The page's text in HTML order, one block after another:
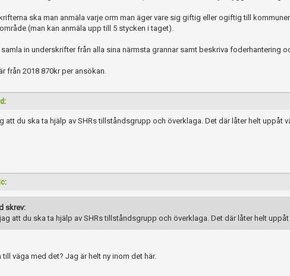
ska man anmäla varje orm man äger vare sig giftig eller ogiftig till
(man kan anmäla upp till 5 stycken i taget).
in underskrifter från alla sina närmsta grannar samt beskriva foderhantering
från 2018 870kr per ansökan.
:
att du ska ta hjälp av SHRs tillståndsgrupp och överklaga. Det där låter helt uppåt
:
skrev:
att du ska ta hjälp av SHRs tillståndsgrupp och överklaga. Det där låter helt
till väga med det? Jag är helt ny inom det här.